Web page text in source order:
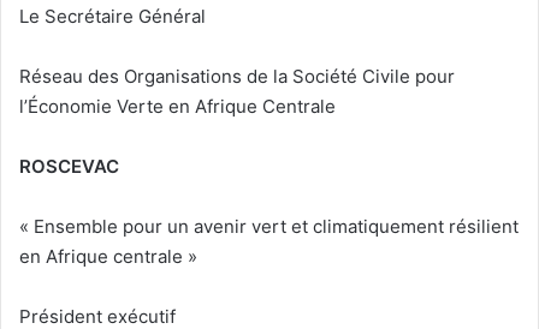
Le Secrétaire Général
Réseau des Organisations de la Société Civile pour
l’Économie Verte en Afrique Centrale
ROSCEVAC
« Ensemble pour un avenir vert et climatiquement résilient
en Afrique centrale »
Président exécutif